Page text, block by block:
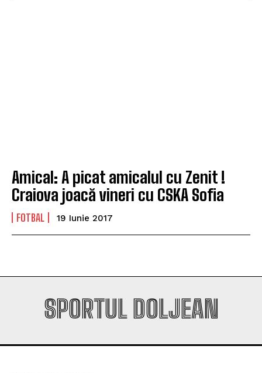
Amical: A picat amicalul cu Zenit !
Craiova joacă vineri cu CSKA Sofia
FOTBAL 19 Iunie 2017
SPORTUL DOLJEAN